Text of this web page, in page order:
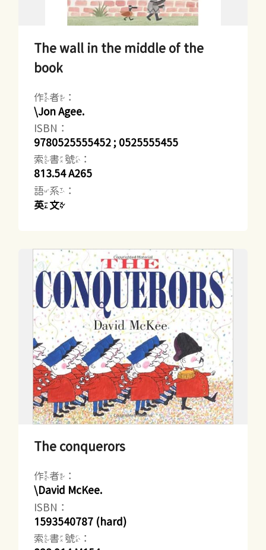
The wall in the middle of the
book
作者：
\Jon Agee.
ISBN：
9780525555452 ; 0525555455
索書號：
813.54 A265
語系：
英文
The conquerors
作者：
\David McKee.
ISBN：
1593540787 (hard)
索書號：